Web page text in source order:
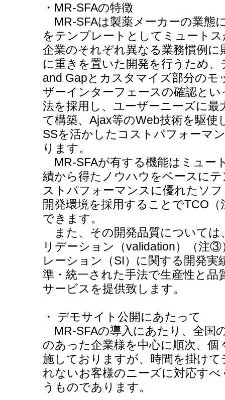
・MR-SFAの特徴
MR-SFAは製薬メーカーの業態
をテンプレートとしてミュート
企業のそれぞれ異なる業務慣例
に重きを置いた開発を行うため
and Gapとカスタマイズ部分の
ザーインターフェースの確認と
法を採用し、ユーザーニーズに
て構築、Ajax等のWeb技術を駆
SSを活かしたコストパフォーマ
ります。
MR-SFAが有する機能はミュー
績から得たノウハウをベースに
ストパフォーマンスに優れたソ
開発環境を採用することでTCO
できます。
また、その開発品質については
リデーション（validation）（注
レーション（SI）に関する開発
準・統一された手法で生産性と
サービスを提供致します。
・ デモサイト公開にあたって
MR-SFAの導入にあたり、全国
のあった企業様を中心に順次、
施しておりますが、時間を掛け
れないお客様のニーズに対応す
うものであります。